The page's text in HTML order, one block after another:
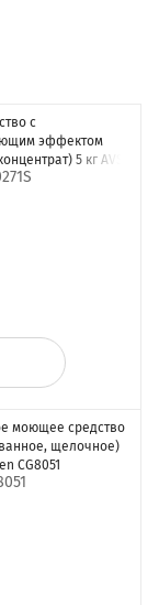
с
эффектом
5 кг AVS
моющее средство
щелочное)
CG8051